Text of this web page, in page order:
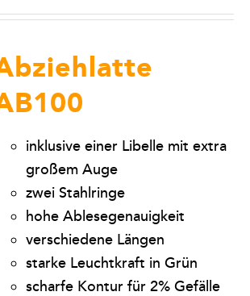
inklusive einer Libelle mit extra
großem Auge
zwei Stahlringe
hohe Ablesegenauigkeit
verschiedene Längen
starke Leuchtkraft in Grün
scharfe Kontur für 2% Gefälle